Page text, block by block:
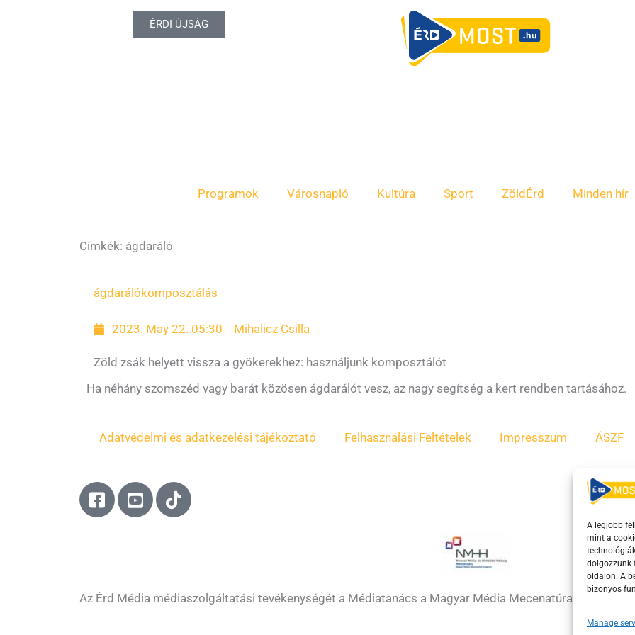
A legjobb
mint a
dolgozzunk
oldalon. A
bizonyos
Manage
ÉRDI ÚJSÁG
Programok Városnapló Kultúra Sport ZöldÉrd Minden hír
Címkék: ágdaráló
ágdarálókomposztálás
2023. May 22. 05:30 Mihalicz Csilla
Zöld zsák helyett vissza a gyökerekhez: használjunk komposztálót
Ha néhány szomszéd vagy barát közösen ágdarálót vesz, az nagy segítség a kert rendben tartásához.
Adatvédelmi és adatkezelési tájékoztató Felhasználási Feltételek Impresszum ÁSZF
F
a
o
Y
o
e
T
i
Az Érd Média médiaszolgáltatási tevékenységét a Médiatanács a Magyar Média Mecenatúra program